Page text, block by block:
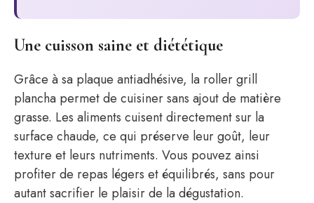
Une cuisson saine et diététique
Grâce à sa plaque antiadhésive, la roller grill
plancha permet de cuisiner sans ajout de matière
grasse. Les aliments cuisent directement sur la
surface chaude, ce qui préserve leur goût, leur
texture et leurs nutriments. Vous pouvez ainsi
profiter de repas légers et équilibrés, sans pour
autant sacrifier le plaisir de la dégustation.